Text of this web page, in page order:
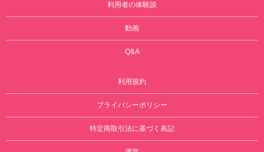
利用者の体験談
動画
Q&A
利用規約
プライバシーポリシー
特定商取引法に基づく表記